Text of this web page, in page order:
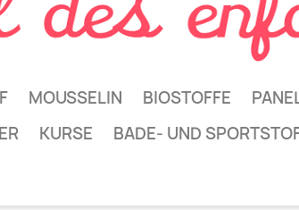
MOUSSELIN BIOSTOFFE
KURSE BADE- UND